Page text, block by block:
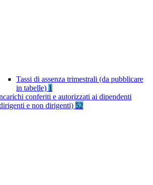
Tassi di assenza trimestrali (da pubblicare
in tabelle) 1
conferiti e autorizzati ai dipendenti
e non dirigenti) 52